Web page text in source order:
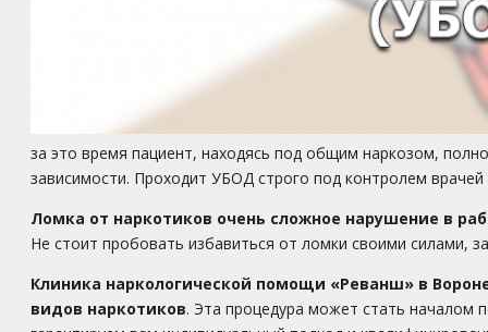
за это время пациент, находясь под общим наркозом,
зависимости. Проходит УБОД строго под контролем
Ломка от наркотиков очень сложное нарушение в
Не стоит пробовать избавиться от ломки своими силами,
Клиника наркологической помощи «Реванш» в
видов наркотиков. Эта процедура может стать началом